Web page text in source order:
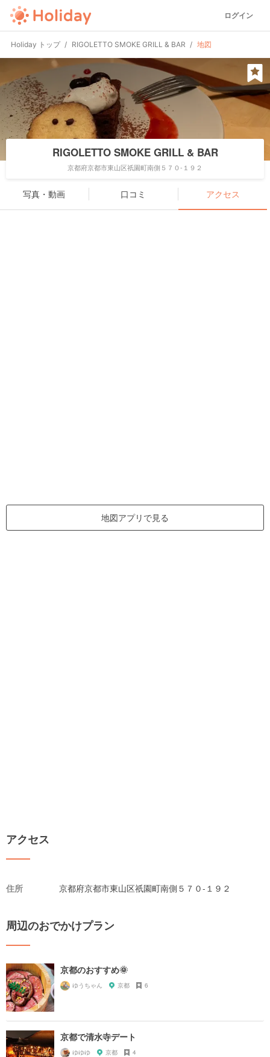
ログイン
Holiday トップ RIGOLETTO SMOKE GRILL & BAR 地図
RIGOLETTO SMOKE GRILL & BAR
京都府京都市東山区祇園町南側５７０-１９２
写真・動画 口コミ アクセス
地図アプリで見る
アクセス
住所 京都府京都市東山区祇園町南側５７０-１９２
周辺のおでかけプラン
京都のおすすめ🌞
ゆうちゃん 京都 6
京都で清水寺デート
ゆゆゆ 京都 4